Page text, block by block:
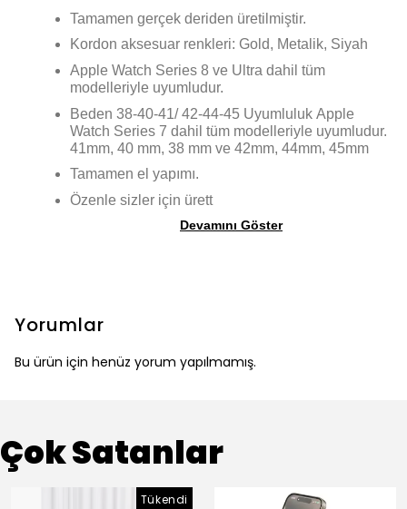
Tamamen gerçek deriden üretilmiştir.
Kordon aksesuar renkleri: Gold, Metalik, Siyah
Apple Watch Series 8 ve Ultra dahil tüm
modelleriyle uyumludur.
Beden 38-40-41/ 42-44-45 Uyumluluk Apple
Watch Series 7 dahil tüm modelleriyle uyumludur.
41mm, 40 mm, 38 mm ve 42mm, 44mm, 45mm
Tamamen el yapımı.
Özenle sizler için ürett
Devamını Göster
Yorumlar
Bu ürün için henüz yorum yapılmamış.
Çok Satanlar
Tükendi